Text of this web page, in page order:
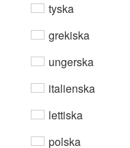
tyska
grekiska
ungerska
italienska
lettiska
polska